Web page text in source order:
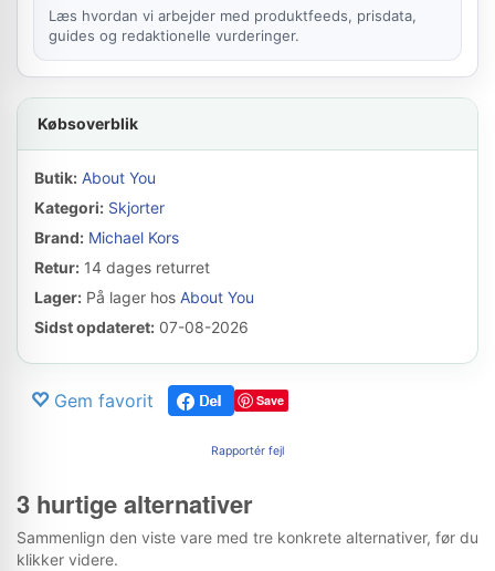
Læs hvordan vi arbejder med produktfeeds, prisdata,
guides og redaktionelle vurderinger.
Købsoverblik
Butik: About You
Kategori: Skjorter
Brand: Michael Kors
Retur: 14 dages returret
Lager: På lager hos About You
Sidst opdateret: 07-08-2026
Gem favorit Save
Rapportér fejl
3 hurtige alternativer
Sammenlign den viste vare med tre konkrete alternativer, før du
klikker videre.